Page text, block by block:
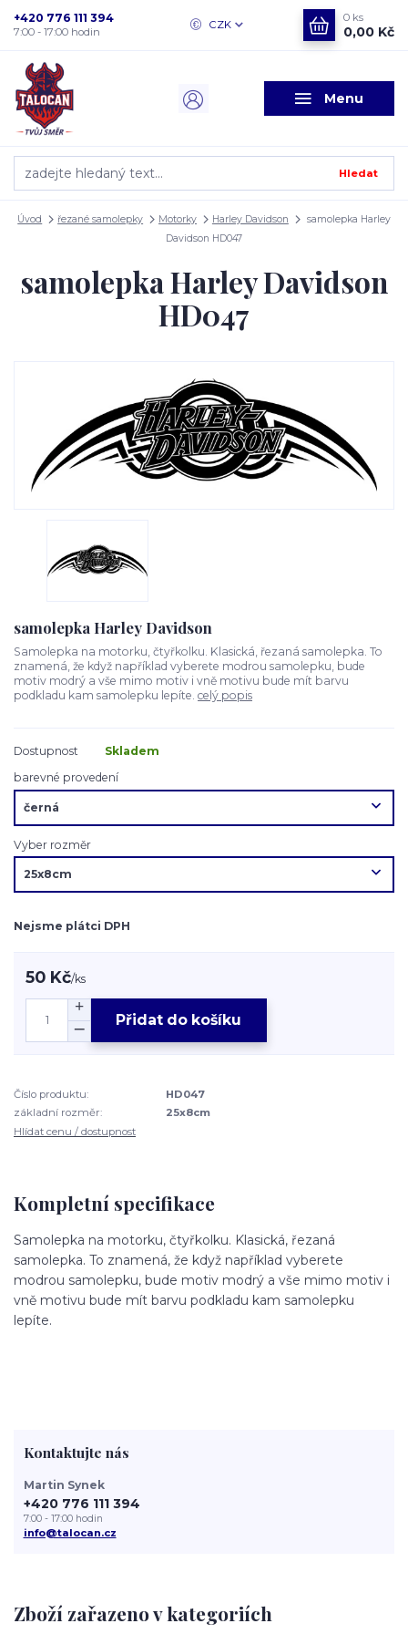
Menu
CZK
Hledat
+420 776 111 394
7:00 - 17:00 hodin
0 ks
0,00 Kč
Úvod řezané samolepky Motorky Harley Davidson
samolepka Harley
Davidson HD047
samolepka Harley Davidson
HD047
samolepka Harley Davidson
Samolepka na motorku, čtyřkolku. Klasická, řezaná samolepka. To
znamená, že když například vyberete modrou samolepku, bude
motiv modrý a vše mimo motiv i vně motivu bude mít barvu
podkladu kam samolepku lepíte. celý popis
Dostupnost
Skladem
barevné provedení
Vyber rozměr
Nejsme plátci DPH
50 Kč/ks
Přidat do košíku
Číslo produktu:
HD047
základní rozměr:
25x8cm
Hlídat cenu / dostupnost
Kompletní specifikace
Samolepka na motorku, čtyřkolku. Klasická, řezaná
samolepka. To znamená, že když například vyberete
modrou samolepku, bude motiv modrý a vše mimo motiv i
vně motivu bude mít barvu podkladu kam samolepku
lepíte.
Zboží zařazeno v kategoriích
Kontaktujte nás
Martin Synek
+420 776 111 394
7:00 - 17:00 hodin
info@talocan.cz